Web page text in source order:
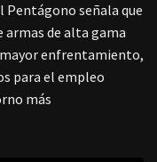
Pentágono señala que
de alta gama
mayor enfrentamiento,
para el empleo
más